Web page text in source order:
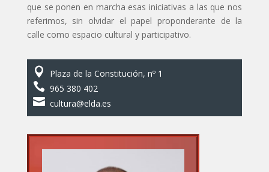
que se ponen en marcha esas iniciativas a las que nos
referimos, sin olvidar el papel proponderante de la
calle como espacio cultural y participativo.
 Plaza de la Constitución, nº 1
 965 380 402
cultura@elda.es